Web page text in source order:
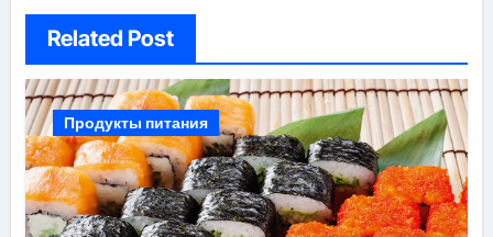
Related Post
Продукты питания